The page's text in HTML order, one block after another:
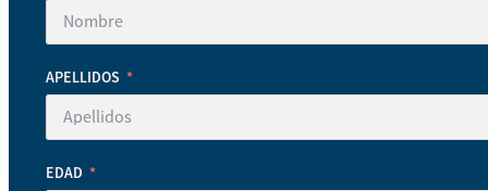
APELLIDOS
EDAD